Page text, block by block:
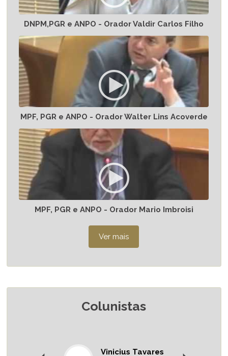
DNPM,PGR e ANPO - Orador Valdir Carlos Filho
MPF, PGR e ANPO - Orador Walter Lins Acoverde
MPF, PGR e ANPO - Orador Mario Imbroisi
Colunistas